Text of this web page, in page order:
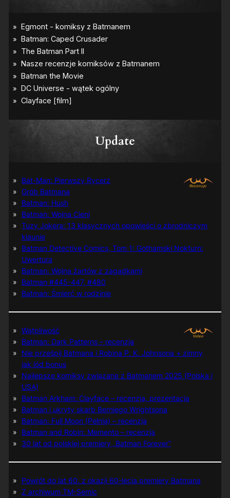
Update
Bat-Man: Pierwszy Rycerz
Grób Batmana
Batman: Hush
Batman: Wojna Cieni
Tuzy Jokera: 13 klasycznych opowieści o zbrodniczym
klaunie
Batman Detective Comics, Tom 1: Gothamski Nokturn:
Uwertura
Batman: Wojna żartów z zagadkami
Batman #445-447, #480
Batman: Śmierć w rodzinie
Wątpliwość
Batman: Dark Patterns – recenzja
Nie prześpij Batmana i Robina P. K. Johnsona + zimny
jak lód bonus
Najlepsze komiksy związane z Batmanem 2025 (Polska i
USA)
Batman Arkham: Clayface – recenzja, prezentacja
Batman i ukryty skarb Berniego Wrightsona
Batman: Full Moon (Pełnia) – recenzja
Batman and Robin: Memento – recenzja
30 lat od polskiej premiery „Batman Forever”
Powrót do lat 60. z okazji 60-lecia premiery Batmana
Z archiwum TM-Semic